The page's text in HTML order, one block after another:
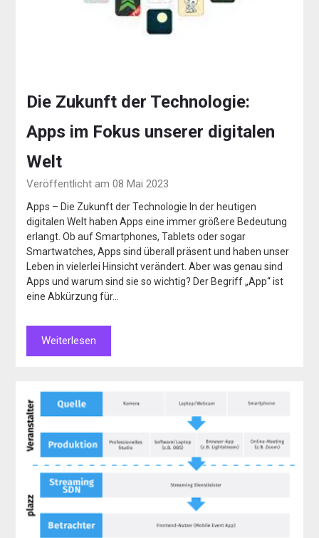
Die Zukunft der Technologie:
Apps im Fokus unserer digitalen
Welt
Veröffentlicht am 08 Mai 2023
Apps – Die Zukunft der Technologie In der heutigen
digitalen Welt haben Apps eine immer größere Bedeutung
erlangt. Ob auf Smartphones, Tablets oder sogar
Smartwatches, Apps sind überall präsent und haben unser
Leben in vielerlei Hinsicht verändert. Aber was genau sind
Apps und warum sind sie so wichtig? Der Begriff „App“ ist
eine Abkürzung für…
Weiterlesen